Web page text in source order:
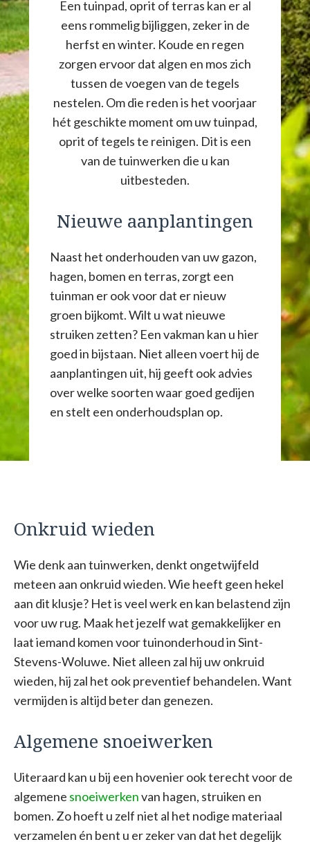
Een tuinpad, oprit of terras kan er al
eens rommelig bijliggen, zeker in de
herfst en winter. Koude en regen
zorgen ervoor dat algen en mos zich
tussen de voegen van de tegels
nestelen. Om die reden is het voorjaar
hét geschikte moment om uw tuinpad,
oprit of tegels te reinigen. Dit is een
van de tuinwerken die u kan
uitbesteden.
Nieuwe aanplantingen
Naast het onderhouden van uw gazon,
hagen, bomen en terras, zorgt een
tuinman er ook voor dat er nieuw
groen bijkomt. Wilt u wat nieuwe
struiken zetten? Een vakman kan u hier
goed in bijstaan. Niet alleen voert hij de
aanplantingen uit, hij geeft ook advies
over welke soorten waar goed gedijen
en stelt een onderhoudsplan op.
Onkruid wieden
Wie denk aan tuinwerken, denkt ongetwijfeld
meteen aan onkruid wieden. Wie heeft geen hekel
aan dit klusje? Het is veel werk en kan belastend zijn
voor uw rug. Maak het jezelf wat gemakkelijker en
laat iemand komen voor tuinonderhoud in Sint-
Stevens-Woluwe. Niet alleen zal hij uw onkruid
wieden, hij zal het ook preventief behandelen. Want
vermijden is altijd beter dan genezen.
Algemene snoeiwerken
Uiteraard kan u bij een hovenier ook terecht voor de
algemene snoeiwerkenvan hagen, struiken en
bomen. Zo hoeft u zelf niet al het nodige materiaal
verzamelen én bent u er zeker van dat het degelijk